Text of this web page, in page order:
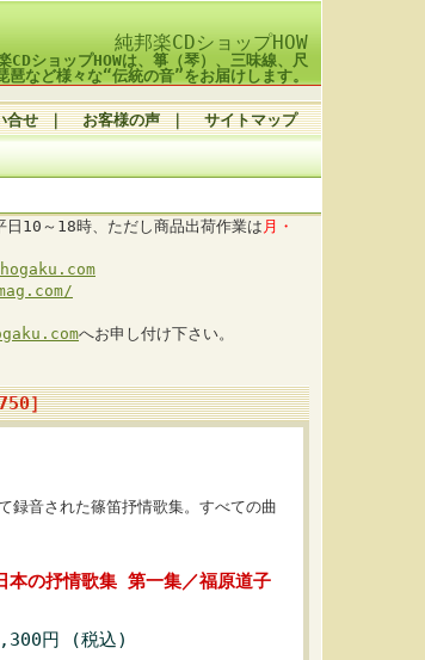
純邦楽CDショップHOW
ショップHOWは、箏（琴）、三味線、尺
琶など様々な“伝統の音”をお届けします。
合せ｜ お客様の声｜ サイトマップ
日10～18時、ただし商品出荷作業は月・
へお申し付け下さい。
］
録音された篠笛抒情歌集。すべての曲
本の抒情歌集 第一集／福原道子
円 (税込)